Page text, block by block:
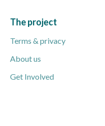
The project
Terms & privacy
About us
Get Involved